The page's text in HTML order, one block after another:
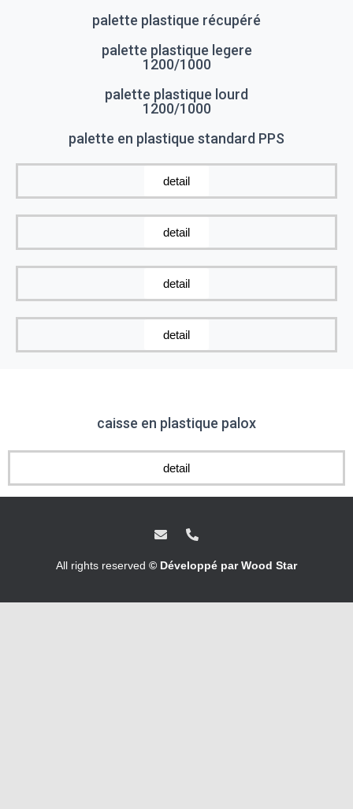
palette plastique récupéré
palette plastique legere
1200/1000
palette plastique lourd
1200/1000
palette en plastique standard PPS
detail
detail
detail
detail
caisse en plastique palox
detail
All rights reserved © Développé par Wood Star